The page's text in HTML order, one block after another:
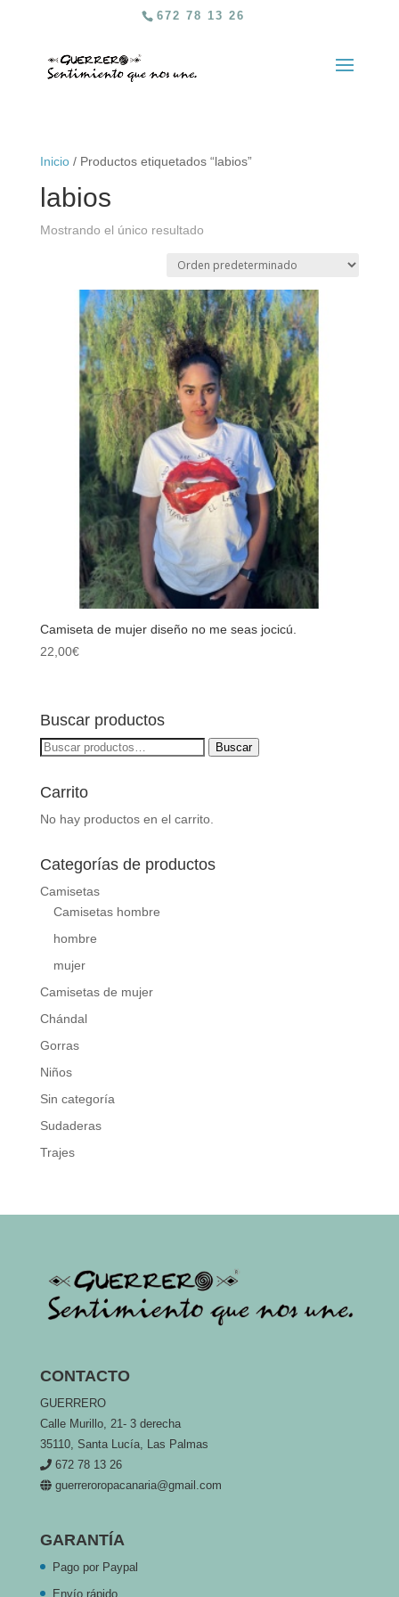
672 78 13 26
Inicio/ Productos etiquetados “labios”
labios
Mostrando el único resultado
Camiseta de mujer diseño no me seas jocicú.
22,00€
Buscar productos
Buscar
Buscar
Carrito
No hay productos en el carrito.
Categorías de productos
Camisetas
Camisetas hombre
hombre
mujer
Camisetas de mujer
Chándal
Gorras
Niños
Sin categoría
Sudaderas
Trajes
CONTACTO
GUERRERO
Calle Murillo, 21- 3 derecha
35110, Santa Lucía, Las Palmas
672 78 13 26
guerreroropacanaria@gmail.com
GARANTÍA
Pago por Paypal
Envío rápido